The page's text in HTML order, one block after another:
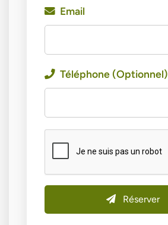
Email
Téléphone (Optionnel)
Réserver